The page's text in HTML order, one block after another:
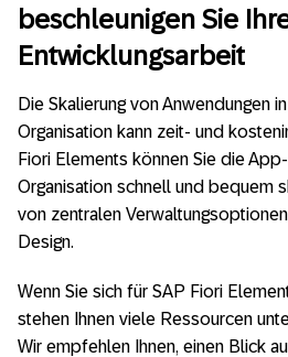
beschleunigen Sie
Entwicklungsarbeit
Die Skalierung von Anwendungen
Organisation kann zeit- und
Fiori Elements können Sie die
Organisation schnell und bequem
von zentralen
Design.
Wenn Sie sich für SAP Fiori
stehen Ihnen viele Ressourcen
Wir empfehlen Ihnen, einen Blick